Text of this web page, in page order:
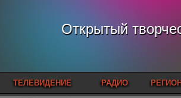
Открытый
ТЕЛЕВИДЕНИЕ РАДИО